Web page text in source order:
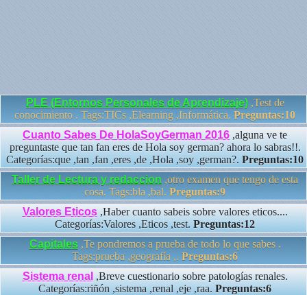
PLE (Entornos Personales de Aprendizaje),Test de
conocimiento . Tags:TICs ,Elearning ,Informática. Preguntas:10
Cuanto Sabes De HolaSoyGerman 2016 ,alguna ve te
preguntaste que tan fan eres de Hola soy german? ahora lo sabras!!.
Categorías:que ,tan ,fan ,eres ,de ,Hola ,soy ,german?. Preguntas:10
Taller de Lectura y redaccion ,otro examen que tengo de esta
cosa. Tags:bla ,bal. Preguntas:9
Valores Eticos,Haber cuanto sabeis sobre valores eticos....
Categorías:Valores ,Eticos ,test. Preguntas:12
Capitales,Te pondremos a prueba de todo lo que sabes .
Tags:prueba ,geografía ,. Preguntas:6
Sistema renal ,Breve cuestionario sobre patologías renales.
Categorías:riñón ,sistema ,renal ,eje ,raa. Preguntas:6